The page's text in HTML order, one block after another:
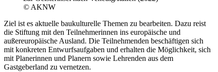
© AKNW
Ziel ist es aktuelle baukulturelle Themen zu bearbeiten. Dazu reist
die Stiftung mit den Teilnehmerinnen ins europäische und
außereuropäische Ausland. Die Teilnehmenden beschäftigen sich
mit konkreten Entwurfsaufgaben und erhalten die Möglichkeit, sich
mit Planerinnen und Planern sowie Lehrenden aus dem
Gastgeberland zu vernetzen.